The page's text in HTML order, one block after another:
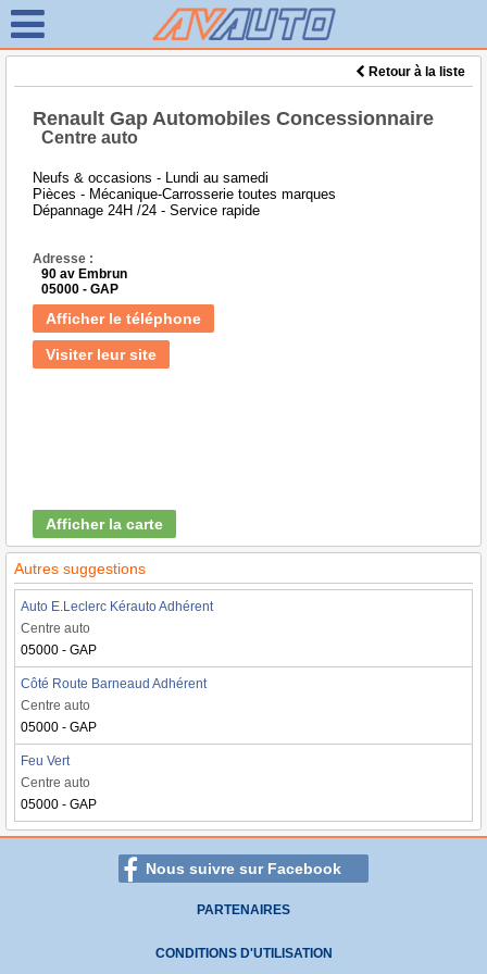
Retour à la liste
Renault Gap Automobiles Concessionnaire
Centre auto
Neufs & occasions - Lundi au samedi
Pièces - Mécanique-Carrosserie toutes marques
Dépannage 24H /24 - Service rapide
Adresse :
90 av Embrun
05000 - GAP
Afficher le téléphone
Visiter leur site
Afficher la carte
Autres suggestions
Auto E.Leclerc Kérauto Adhérent
Centre auto
05000 - GAP
Côté Route Barneaud Adhérent
Centre auto
05000 - GAP
Feu Vert
Centre auto
05000 - GAP
Nous suivre sur Facebook
PARTENAIRES
CONDITIONS D'UTILISATION